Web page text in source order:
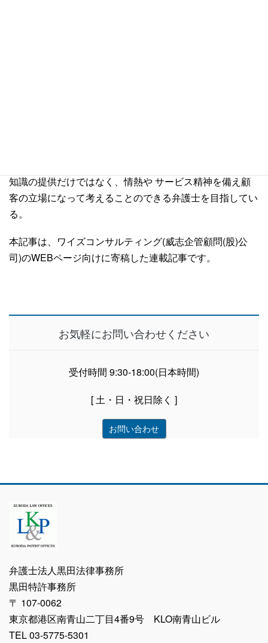
知識の提供だけではなく、情熱や サービス精神を備え顧
客の立場になって考えることのできる弁護士を目指してい
る。
本記事は、ワイズコンサルティング(威志企管顧問(股)公
司)のWEBページ向けに寄稿した連載記事です。
お気軽にお問い合わせください
受付時間 9:30-18:00(日本時間)
[ 土・日・祝日除く ]
お問い合わせ
弁護士法人黒田法律事務所
黒田特許事務所
〒 107-0062
東京都港区南青山二丁目4番9号 KLO南青山ビル
TEL 03-5775-5301